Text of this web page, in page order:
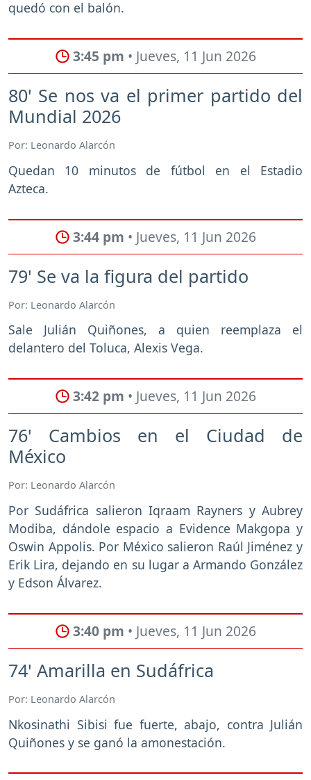
quedó con el balón.
3:45 pm • Jueves, 11 Jun 2026
80' Se nos va el primer partido del
Mundial 2026
Por: Leonardo Alarcón
Quedan 10 minutos de fútbol en el Estadio
Azteca.
3:44 pm • Jueves, 11 Jun 2026
79' Se va la figura del partido
Por: Leonardo Alarcón
Sale Julián Quiñones, a quien reemplaza el
delantero del Toluca, Alexis Vega.
3:42 pm • Jueves, 11 Jun 2026
76' Cambios en el Ciudad de
México
Por: Leonardo Alarcón
Por Sudáfrica salieron Iqraam Rayners y Aubrey
Modiba, dándole espacio a Evidence Makgopa y
Oswin Appolis. Por México salieron Raúl Jiménez y
Erik Lira, dejando en su lugar a Armando González
y Edson Álvarez.
3:40 pm • Jueves, 11 Jun 2026
74' Amarilla en Sudáfrica
Por: Leonardo Alarcón
Nkosinathi Sibisi fue fuerte, abajo, contra Julián
Quiñones y se ganó la amonestación.